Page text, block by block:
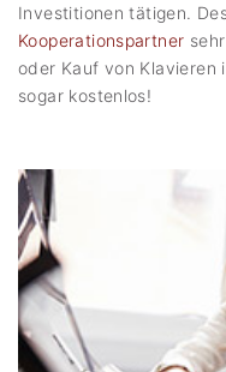
Investitionen tätigen.
Kooperationspartner
oder Kauf von Klavieren
sogar kostenlos!